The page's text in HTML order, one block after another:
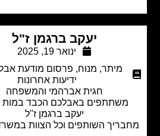
יעקב ברגמן ז"ל
ינואר 19, 2025
מיתר
מנוח,פרסום מודעת אבל בעיתון
ידיעות אחרונות
חגית אברהמי והמשפחה
משתתפים באבלכם הכבד במות אביך
יעקב ברגמן ז"ל
השותפים וכל הצוות במשרד מיתר.